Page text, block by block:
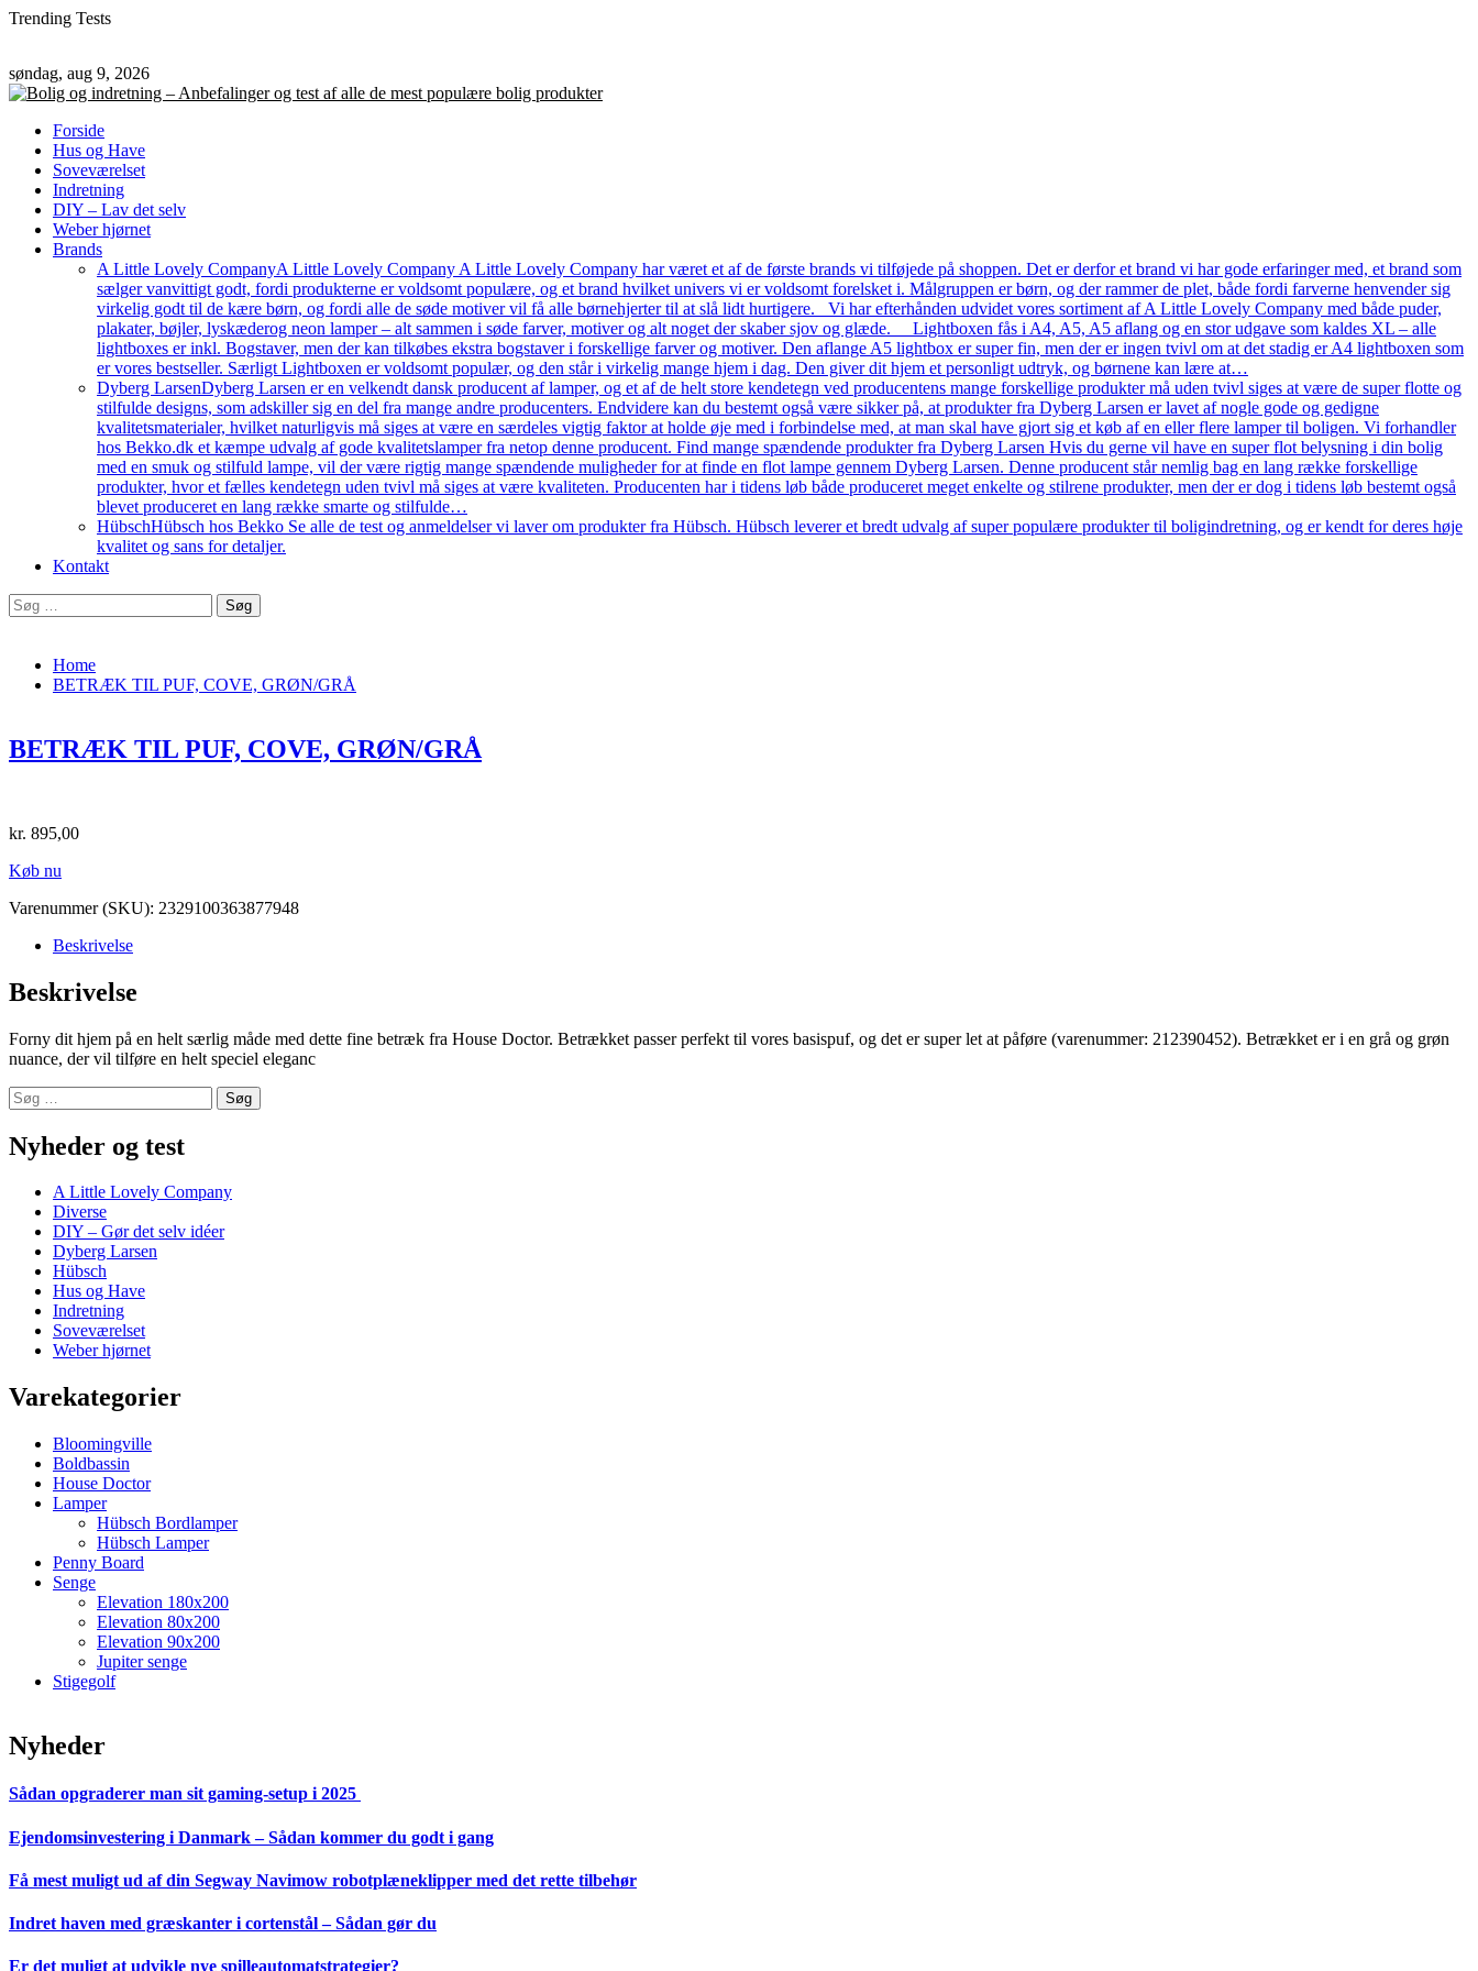
Trending Tests
søndag, aug 9, 2026
Forside
Hus og Have
Soveværelset
Indretning
DIY – Lav det selv
Weber hjørnet
Brands
A Little Lovely CompanyA Little Lovely Company A Little Lovely Company har været et af de første brands vi tilføjede på shoppen. Det er derfor et brand vi har gode erfaringer med, et brand som
sælger vanvittigt godt, fordi produkterne er voldsomt populære, og et brand hvilket univers vi er voldsomt forelsket i. Målgruppen er børn, og der rammer de plet, både fordi farverne henvender sig
virkelig godt til de kære børn, og fordi alle de søde motiver vil få alle børnehjerter til at slå lidt hurtigere. Vi har efterhånden udvidet vores sortiment af A Little Lovely Company med både puder,
plakater, bøjler, lyskæderog neon lamper – alt sammen i søde farver, motiver og alt noget der skaber sjov og glæde. Lightboxen fås i A4, A5, A5 aflang og en stor udgave som kaldes XL – alle
lightboxes er inkl. Bogstaver, men der kan tilkøbes ekstra bogstaver i forskellige farver og motiver. Den aflange A5 lightbox er super fin, men der er ingen tvivl om at det stadig er A4 lightboxen som
er vores bestseller. Særligt Lightboxen er voldsomt populær, og den står i virkelig mange hjem i dag. Den giver dit hjem et personligt udtryk, og børnene kan lære at…
Dyberg LarsenDyberg Larsen er en velkendt dansk producent af lamper, og et af de helt store kendetegn ved producentens mange forskellige produkter må uden tvivl siges at være de super flotte og
stilfulde designs, som adskiller sig en del fra mange andre producenters. Endvidere kan du bestemt også være sikker på, at produkter fra Dyberg Larsen er lavet af nogle gode og gedigne
kvalitetsmaterialer, hvilket naturligvis må siges at være en særdeles vigtig faktor at holde øje med i forbindelse med, at man skal have gjort sig et køb af en eller flere lamper til boligen. Vi forhandler
hos Bekko.dk et kæmpe udvalg af gode kvalitetslamper fra netop denne producent. Find mange spændende produkter fra Dyberg Larsen Hvis du gerne vil have en super flot belysning i din bolig
med en smuk og stilfuld lampe, vil der være rigtig mange spændende muligheder for at finde en flot lampe gennem Dyberg Larsen. Denne producent står nemlig bag en lang række forskellige
produkter, hvor et fælles kendetegn uden tvivl må siges at være kvaliteten. Producenten har i tidens løb både produceret meget enkelte og stilrene produkter, men der er dog i tidens løb bestemt også
blevet produceret en lang række smarte og stilfulde…
HübschHübsch hos Bekko Se alle de test og anmeldelser vi laver om produkter fra Hübsch. Hübsch leverer et bredt udvalg af super populære produkter til boligindretning, og er kendt for deres høje
kvalitet og sans for detaljer.
Kontakt
Home
BETRÆK TIL PUF, COVE, GRØN/GRÅ
BETRÆK TIL PUF, COVE, GRØN/GRÅ
kr. 895,00
Køb nu
Varenummer (SKU): 2329100363877948
Beskrivelse
Beskrivelse
Forny dit hjem på en helt særlig måde med dette fine betræk fra House Doctor. Betrækket passer perfekt til vores basispuf, og det er super let at påføre (varenummer: 212390452). Betrækket er i en grå og grøn
nuance, der vil tilføre en helt speciel eleganc
Nyheder og test
A Little Lovely Company
Diverse
DIY – Gør det selv idéer
Dyberg Larsen
Hübsch
Hus og Have
Indretning
Soveværelset
Weber hjørnet
Varekategorier
Bloomingville
Boldbassin
House Doctor
Lamper
Hübsch Bordlamper
Hübsch Lamper
Penny Board
Senge
Elevation 180x200
Elevation 80x200
Elevation 90x200
Jupiter senge
Stigegolf
Nyheder
Sådan opgraderer man sit gaming-setup i 2025
Ejendomsinvestering i Danmark – Sådan kommer du godt i gang
Få mest muligt ud af din Segway Navimow robotplæneklipper med det rette tilbehør
Indret haven med græskanter i cortenstål – Sådan gør du
Er det muligt at udvikle nye spilleautomatstrategier?